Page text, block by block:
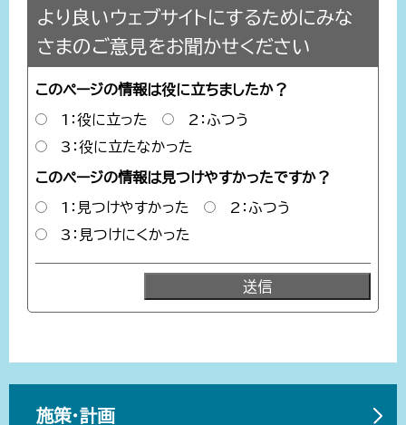
より良いウェブサイトにするためにみな
さまのご意見をお聞かせください
このページの情報は役に立ちましたか？
1：役に立った
2：ふつう
3：役に立たなかった
このページの情報は見つけやすかったですか？
1：見つけやすかった
2：ふつう
3：見つけにくかった
施策・計画